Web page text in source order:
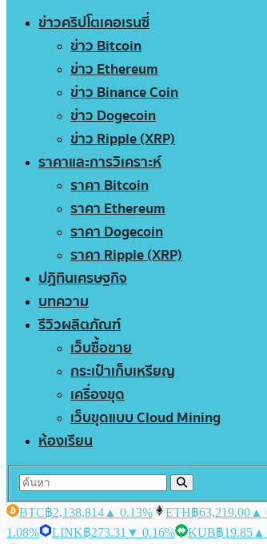
ข่าวคริปโตเคอเรนซี่
ข่าว Bitcoin
ข่าว Ethereum
ข่าว Binance Coin
ข่าว Dogecoin
ข่าว Ripple (XRP)
ราคาและการวิเคราะห์
ราคา Bitcoin
ราคา Ethereum
ราคา Dogecoin
ราคา Ripple (XRP)
ปฏิทินเศรษฐกิจ
บทความ
รีวิวผลิตภัณฑ์
เว็บซื้อขาย
กระเป๋าเก็บเหรียญ
เครื่องขุด
เว็บขุดแบบ Cloud Mining
ห้องเรียน
BTC฿2,138,814 ▲ 0.13% ETH฿63,219.00 ▲
1.08%
LINK฿273.31 ▼ 0.16% KUB฿19.85 ▲